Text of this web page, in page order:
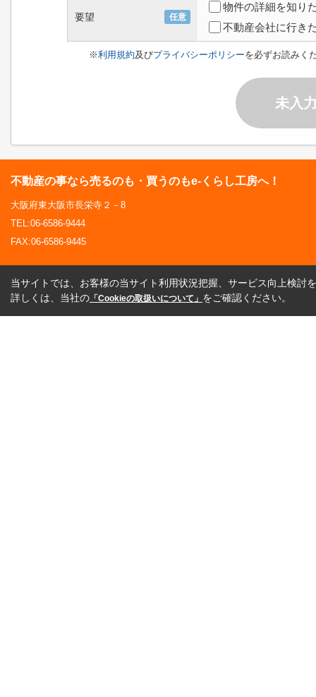
要望 任意
物件の詳細を知り
不動産会社に行き
※利用規約及びプライバシーポリシーを必ずお読みく
未入
不動産の事なら売るのも・買うのもe-くらし工房へ！
大阪府東大阪市長栄寺２－8
TEL:06-6586-9444
FAX:06-6586-9445
当サイトでは、お客様の当サイト利用状況把握、サービス向上検討
詳しくは、当社の 「Cookieの取扱いについて」 をご確認ください。